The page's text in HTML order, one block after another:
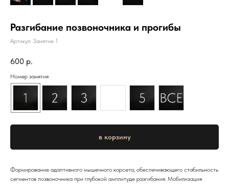
Разгибание позвоночника и прогибы
Артикул: Занятие 1
600 р.
Номер занятия
в корзину
Формирование адаптивного мышечного корсета, обеспечивающего стабильность
сегментов позвоночника при глубокой амплитуде разгибания. Мобилизация